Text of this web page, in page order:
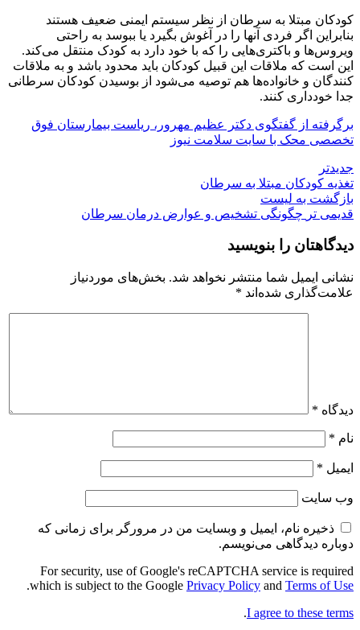
کودکان مبتلا به سرطان از نظر سیستم ایمنی ضعیف هستند
بنابراین اگر فردی آنها را در آغوش بگیرد یا ببوسد به راحتی
ویروس‌ها و باکتری‌هایی را که با خود دارد به کودک منتقل می‌کند.
این است که ملاقات این قبیل کودکان باید محدود باشد و به ملاقات
کنندگان و خانواده‌ها هم توصیه می‌شود از بوسیدن کودکان سرطانی
جدا خودداری کنند.
برگرفته از گفتگوی دکتر عظیم مهرور، ریاست بیمارستان فوق
تخصصی محک با سایت سلامت نیوز
جدیدتر
تغذیه کودکان مبتلا به سرطان
بازگشت به لیست
قدیمی تر چگونگی تشخیص و عوارض درمان سرطان
دیدگاهتان را بنویسید
نشانی ایمیل شما منتشر نخواهد شد. بخش‌های موردنیاز
علامت‌گذاری شده‌اند *
دیدگاه *
نام *
ایمیل *
وب‌ سایت
ذخیره نام، ایمیل و وبسایت من در مرورگر برای زمانی که
دوباره دیدگاهی می‌نویسم.
For security, use of Google's reCAPTCHA service is required
which is subject to the Google Privacy Policy and Terms of Use
.
I agree to these terms
.